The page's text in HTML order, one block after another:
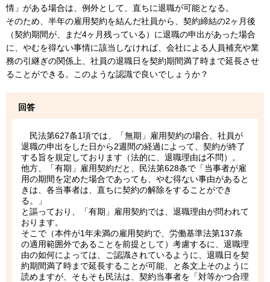
情」がある場合は、例外として、直ちに退職が可能となる。
そのため、半年の雇用契約を結んだ社員から、契約締結の2ヶ月後
（契約期間が、まだ4ヶ月残っている）に退職の申出があった場合
に、やむを得ない事情に該当しなければ、会社による人員補充や業
務の引継ぎの関係上、社員の退職日を契約期間満了時まで延長させ
ることができる。このような認識で良いでしょうか？
回答
民法第627条1項では、「無期」雇用契約の場合、社員が
退職の申出をした日から2週間の経過によって、契約が終了
する旨を規定しております（法的に、退職理由は不問）。
他方、「有期」雇用契約だと、民法第628条で「当事者が雇
用の期間を定めた場合であっても、やむ得ない事由があると
きは、各当事者は、直ちに契約の解除をすることができ
る。」
と謳っており、「有期」雇用契約では、退職理由が問われて
おります。
そこで（本件が1年未満の雇用契約で、労働基準法第137条
の適用範囲外であることを前提として）考慮するに、退職理
由の如何によっては、ご認識されているように、退職日を契
約期間満了時まで延長することが可能、と条文上そのように
読めますが、そもそも民法は、契約当事者を「対等かつ合理